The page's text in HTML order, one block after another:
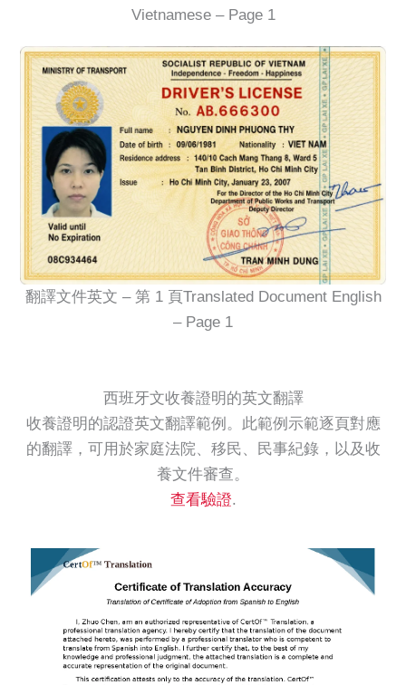
Vietnamese – Page 1
翻譯文件英文 – 第 1 頁Translated Document English
– Page 1
西班牙文收養證明的英文翻譯
收養證明的認證英文翻譯範例。此範例示範逐頁對應
的翻譯，可用於家庭法院、移民、民事紀錄，以及收
養文件審查。
查看驗證.